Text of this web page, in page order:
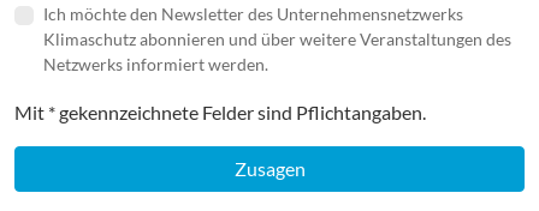
Ich möchte den Newsletter des Unternehmensnetzwerks
Klimaschutz abonnieren und über weitere Veranstaltungen des
Netzwerks informiert werden.
Mit * gekennzeichnete Felder sind Pflichtangaben.
Zusagen